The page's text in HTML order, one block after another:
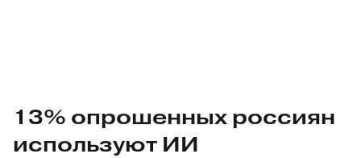
13% опрошенных россиян
используют ИИ